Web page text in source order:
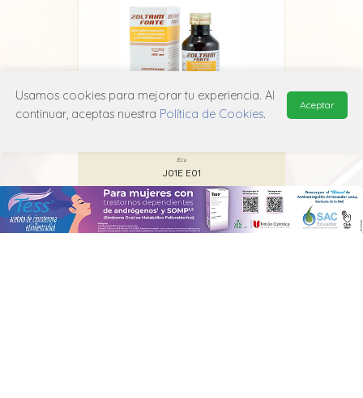
Ecu
J01E E01
Usamos cookies para mejorar tu experiencia. Al
continuar, aceptas nuestra Política de Cookies.
Aceptar